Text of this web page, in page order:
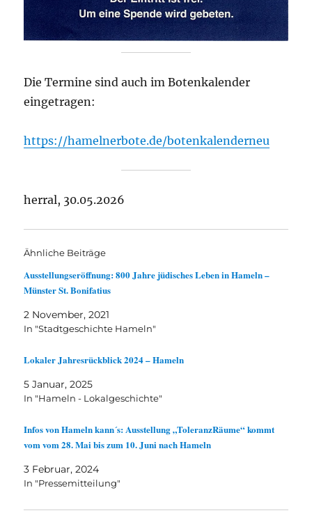
Die Termine sind auch im Botenkalender
eingetragen:
https://hamelnerbote.de/botenkalenderneu
herral, 30.05.2026
Ähnliche Beiträge
Ausstellungseröffnung: 800 Jahre jüdisches Leben in Hameln –
Münster St. Bonifatius
2 November, 2021
In "Stadtgeschichte Hameln"
Lokaler Jahresrückblick 2024 – Hameln
5 Januar, 2025
In "Hameln - Lokalgeschichte"
Infos von Hameln kann´s: Ausstellung „ToleranzRäume“ kommt
vom vom 28. Mai bis zum 10. Juni nach Hameln
3 Februar, 2024
In "Pressemitteilung"